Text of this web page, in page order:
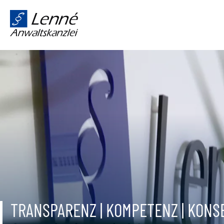
TRANSPARENZ | KOMPETENZ |